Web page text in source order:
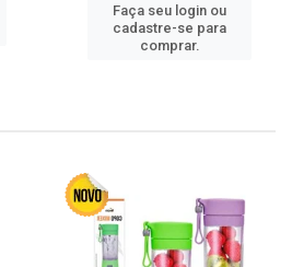
Faça seu login ou
cadastre-se para
comprar.